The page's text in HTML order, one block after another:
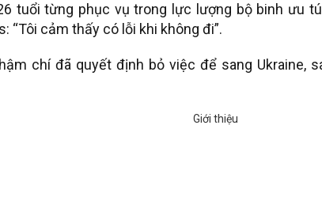
tuổi từng phục vụ trong lực lượng bộ binh ưu
“Tôi cảm thấy có lỗi khi không đi”.
chí đã quyết định bỏ việc để sang Ukraine,